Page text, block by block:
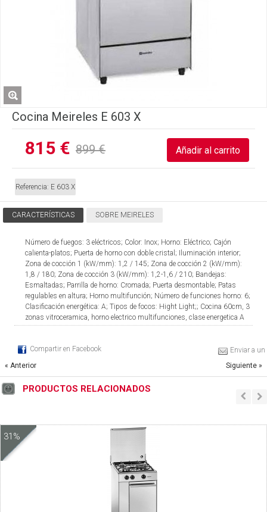
Cocina Meireles E 603 X
815 € 899 €
Referencia: E 603 X
CARACTERÍSTICAS SOBRE MEIRELES
Número de fuegos: 3 eléctricos; Color: Inox; Horno: Eléctrico; Cajón
calienta-platos; Puerta de horno con doble cristal; Iluminación interior;
Zona de cocción 1 (kW/mm): 1,2 / 145; Zona de cocción 2 (kW/mm):
1,8 / 180; Zona de cocción 3 (kW/mm): 1,2-1,6 / 210; Bandejas:
Esmaltadas; Parrilla de horno: Cromada; Puerta desmontable; Patas
regulables en altura; Horno multifunción; Número de funciones horno: 6;
Clasificación energética: A; Tipos de focos: Hight Light;; Cocina 60cm, 3
zonas vitroceramica, horno electrico multifunciones, clase energetica A
Compartir en Facebook
Enviar a
« Anterior
Siguiente »
PRODUCTOS RELACIONADOS
31%